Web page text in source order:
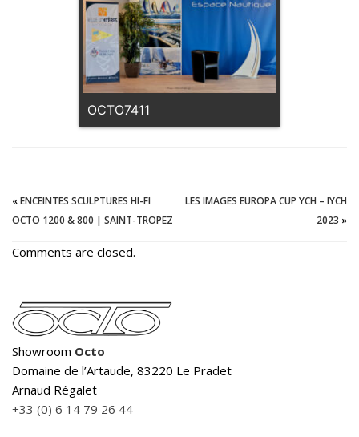
OCTO7411
«ENCEINTES SCULPTURES HI-FI
OCTO 1200 & 800 | SAINT-TROPEZ
LES IMAGES EUROPA CUP YCH – IYCH
2023 »
Comments are closed.
Showroom Octo
Domaine de l’Artaude, 83220 Le Pradet
Arnaud Régalet
+33 (0) 6 14 79 26 44